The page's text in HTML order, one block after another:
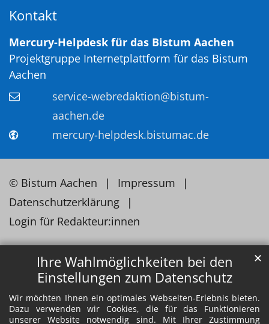
Ihre Wahlmöglichkeiten bei den
Einstellungen zum Datenschutz
Wir möchten Ihnen ein optimales Webseiten-Erlebnis bieten.
Dazu verwenden wir Cookies, die für das Funktionieren
unserer Website notwendig sind. Mit Ihrer Zustimmung
✕
Kontakt
Mercury-Helpdesk für das Bistum Aachen
Projektgruppe Internetplattform für das Bistum
Aachen
service-webredaktion@bistum-
aachen.de
mercury-helpdesk.bistumac.de
© Bistum Aachen
Impressum
Datenschutzerklärung
Login für Redakteur:innen